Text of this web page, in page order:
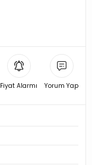
Fiyat Alarmı Yorum Yap